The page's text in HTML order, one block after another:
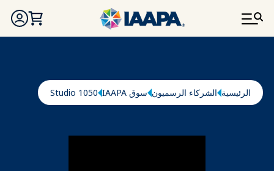
تجاوز إلى المحتوى الرئيسي
مسار التنقل
الرئيسية الشركاء الرسميون سوق IAAPA 1050 Studio